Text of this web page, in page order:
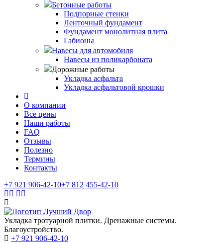
Бетонные работы
Подпорные стенки
Ленточный фундамент
Фундамент монолитная плита
Габионы
Навесы для автомобиля
Навесы из поликарбоната
Дорожные работы
Укладка асфальта
Укладка асфальтовой крошки
О компании
Все цены
Наши работы
FAQ
Отзывы
Полезно
Термины
Контакты
+7 921 906-42-10+7 812 455-42-10
Укладка тротуарной плитки. Дренажные системы.
Благоустройство.
+7 921 906-42-10